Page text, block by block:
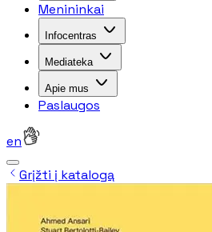
Menininkai
Infocentras
Mediateka
Apie mus
Paslaugos
en
Grįžti į katalogą